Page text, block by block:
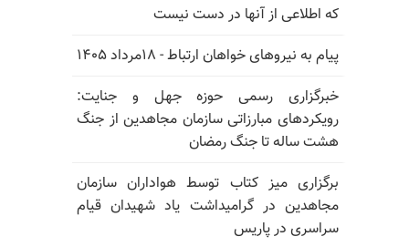
که اطلاعی از آنها در دست نیست
پیام به نیروهای خواهان ارتباط - ۱۸مرداد ۱۴۰۵
خبرگزاری رسمی حوزه جهل و جنایت:
رویکردهای مبارزاتی سازمان مجاهدین از جنگ
هشت ساله تا جنگ رمضان
برگزاری میز کتاب توسط هواداران سازمان
مجاهدین در گرامیداشت یاد شهیدان قیام
سراسری در پاریس